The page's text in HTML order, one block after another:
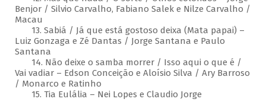
Benjor / Silvio Carvalho, Fabiano Salek e Nilze Carvalho /
Macau
13. Sabiá / Já que está gostoso deixa (Mata papai) –
Luiz Gonzaga e Zé Dantas / Jorge Santana e Paulo
Santana
14. Não deixe o samba morrer / Isso aqui o que é /
Vai vadiar – Edson Conceição e Aloísio Silva / Ary Barroso
/ Monarco e Ratinho
15. Tia Eulália – Nei Lopes e Claudio Jorge